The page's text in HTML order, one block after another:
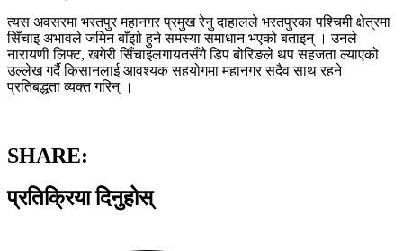
त्यस अवसरमा भरतपुर महानगर प्रमुख रेनु दाहालले भरतपुरका पश्चिमी क्षेत्रमा
सिँचाइ अभावले जमिन बाँझो हुने समस्या समाधान भएको बताइन् । उनले
नारायणी लिफ्ट, खगेरी सिँचाइलगायतसँगै डिप बोरिङले थप सहजता ल्याएको
उल्लेख गर्दै किसानलाई आवश्यक सहयोगमा महानगर सदैव साथ रहने
प्रतिबद्धता व्यक्त गरिन् ।
SHARE:
प्रतिक्रिया दिनुहोस्